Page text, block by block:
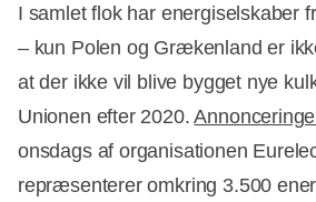
I samlet flok har energiselskaber
– kun Polen og Grækenland er
at der ikke vil blive bygget nye
Unionen efter 2020.
onsdags af organisationen
repræsenterer omkring 3.500